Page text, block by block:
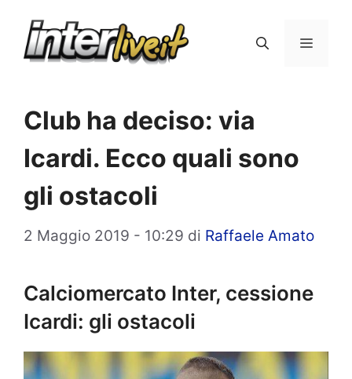
Menu
Club ha deciso: via
Icardi. Ecco quali sono
gli ostacoli
2 Maggio 2019 - 10:29 di Raffaele Amato
Calciomercato Inter, cessione
Icardi: gli ostacoli